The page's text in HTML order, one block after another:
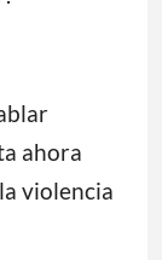
riendo.